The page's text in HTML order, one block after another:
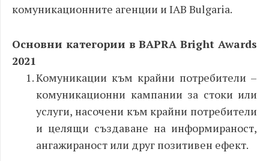
комуникационните агенции и IAB Bulgaria.
Основни категории в BAPRA Bright Awards
2021
Комуникации към крайни потребители –
комуникационни кампании за стоки или
услуги, насочени към крайни потребители
и целящи създаване на информираност,
ангажираност или друг позитивен ефект.